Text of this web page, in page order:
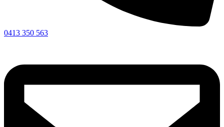
0413 350 563